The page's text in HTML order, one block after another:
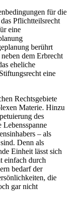
für die
Pflichtteilsrecht
eine
berührt
dem Erbrecht
eheliche
eine
Rechtsgebiete
Materie. Hinzu
des
Lebensspanne
– als
Denn als
Einheit lässt sich
einfach durch
bedarf der
die
gar nicht